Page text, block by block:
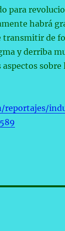
para
habrá
transmitir de
y derriba
sobre
reportajes/